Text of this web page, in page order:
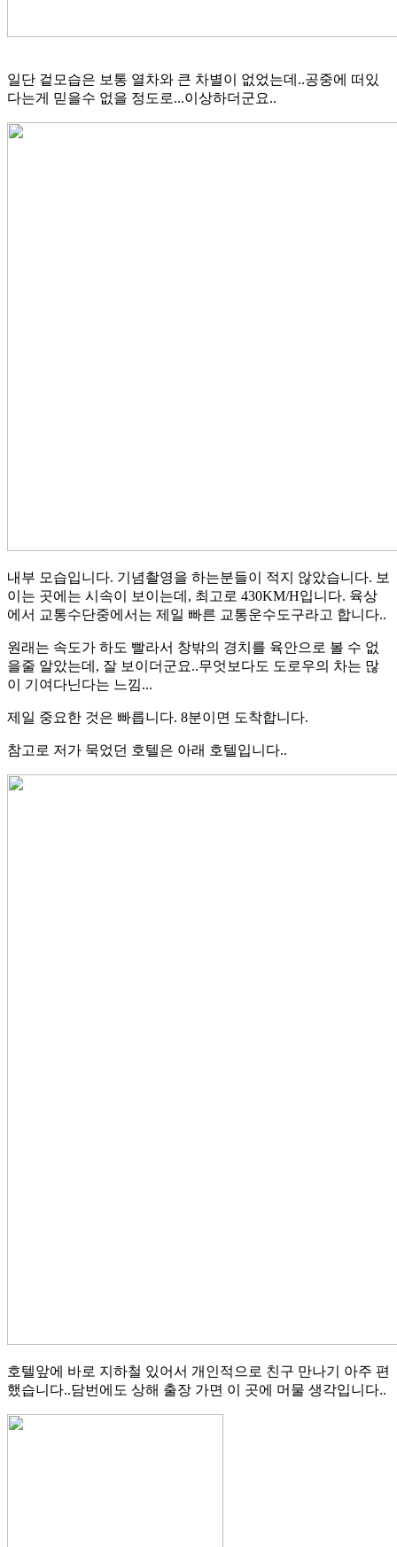
일단 겉모습은 보통 열차와 큰 차별이 없었는데..공중에 떠있
다는게 믿을수 없을 정도로...이상하더군요..
내부 모습입니다. 기념촬영을 하는분들이 적지 않았습니다. 보
이는 곳에는 시속이 보이는데, 최고로 430KM/H입니다. 육상
에서 교통수단중에서는 제일 빠른 교통운수도구라고 합니다..
원래는 속도가 하도 빨라서 창밖의 경치를 육안으로 볼 수 없
을줄 알았는데, 잘 보이더군요..무엇보다도 도로우의 차는 많
이 기여다닌다는 느낌...
제일 중요한 것은 빠릅니다. 8분이면 도착합니다.
참고로 저가 묵었던 호텔은 아래 호텔입니다..
호텔앞에 바로 지하철 있어서 개인적으로 친구 만나기 아주 편
했습니다..담번에도 상해 출장 가면 이 곳에 머물 생각입니다..